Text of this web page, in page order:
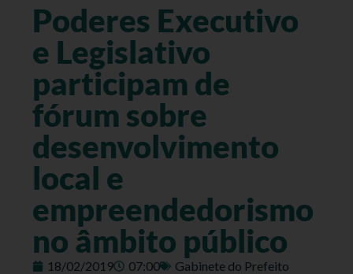
Poderes Executivo
e Legislativo
participam de
fórum sobre
desenvolvimento
local e
empreendedorismo
no âmbito público
18/02/2019 07:00 Gabinete do Prefeito